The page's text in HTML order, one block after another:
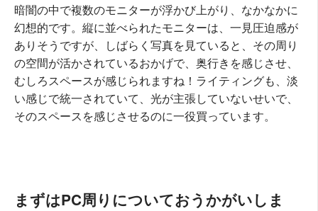
暗闇の中で複数のモニターが浮かび上がり、なかなかに
幻想的です。縦に並べられたモニターは、一見圧迫感が
ありそうですが、しばらく写真を見ていると、その周り
の空間が活かされているおかげで、奥行きを感じさせ、
むしろスペースが感じられますね！ライティングも、淡
い感じで統一されていて、光が主張していないせいで、
そのスペースを感じさせるのに一役買っています。
まずはPC周りについておうかがいしま